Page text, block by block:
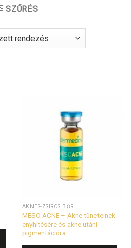
SZŰRÉS
AKNÉS-ZSÍROS BŐR
MESO ACNE – Akne tüneteinek
enyhítésére és akne utáni
pigmentációra